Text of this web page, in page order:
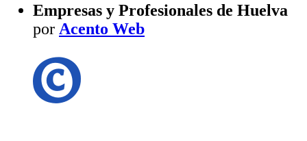
Empresas y Profesionales de Huelva
por Acento Web